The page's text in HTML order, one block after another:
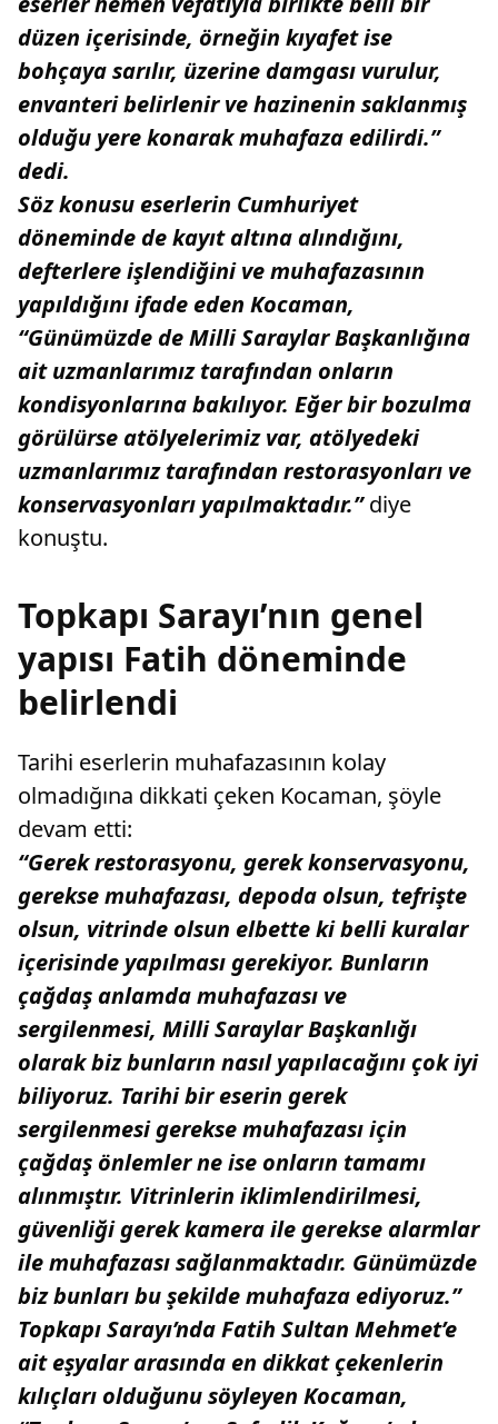
düzen içerisinde, örneğin kıyafet ise
bohçaya sarılır, üzerine damgası vurulur,
envanteri belirlenir ve hazinenin saklanmış
olduğu yere konarak muhafaza edilirdi.”
dedi.
Söz konusu eserlerin Cumhuriyet
döneminde de kayıt altına alındığını,
defterlere işlendiğini ve muhafazasının
yapıldığını ifade eden Kocaman,
“Günümüzde de Milli Saraylar Başkanlığına
ait uzmanlarımız tarafından onların
kondisyonlarına bakılıyor. Eğer bir bozulma
görülürse atölyelerimiz var, atölyedeki
uzmanlarımız tarafından restorasyonları ve
konservasyonları yapılmaktadır.” diye
konuştu.
Topkapı Sarayı’nın genel
yapısı Fatih döneminde
belirlendi
Tarihi eserlerin muhafazasının kolay
olmadığına dikkati çeken Kocaman, şöyle
devam etti:
“Gerek restorasyonu, gerek konservasyonu,
gerekse muhafazası, depoda olsun, tefrişte
olsun, vitrinde olsun elbette ki belli kuralar
içerisinde yapılması gerekiyor. Bunların
çağdaş anlamda muhafazası ve
sergilenmesi, Milli Saraylar Başkanlığı
olarak biz bunların nasıl yapılacağını çok iyi
biliyoruz. Tarihi bir eserin gerek
sergilenmesi gerekse muhafazası için
çağdaş önlemler ne ise onların tamamı
alınmıştır. Vitrinlerin iklimlendirilmesi,
güvenliği gerek kamera ile gerekse alarmlar
ile muhafazası sağlanmaktadır. Günümüzde
biz bunları bu şekilde muhafaza ediyoruz.”
Topkapı Sarayı’nda Fatih Sultan Mehmet’e
ait eşyalar arasında en dikkat çekenlerin
kılıçları olduğunu söyleyen Kocaman,